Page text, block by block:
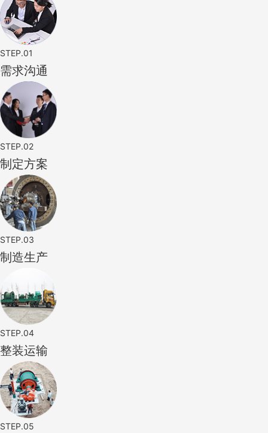
STEP.01
需求沟通
STEP.02
制定方案
STEP.03
制造生产
STEP.04
整装运输
STEP.05